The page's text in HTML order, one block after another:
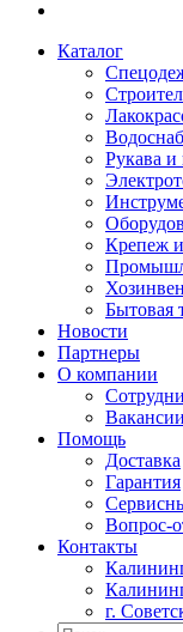
Каталог
Рукава
Крепеж и
Бытовая
Новости
Партнеры
О компании
Вакансии
Помощь
Доставка
Гарантия
Вопрос-
Контакты
г.